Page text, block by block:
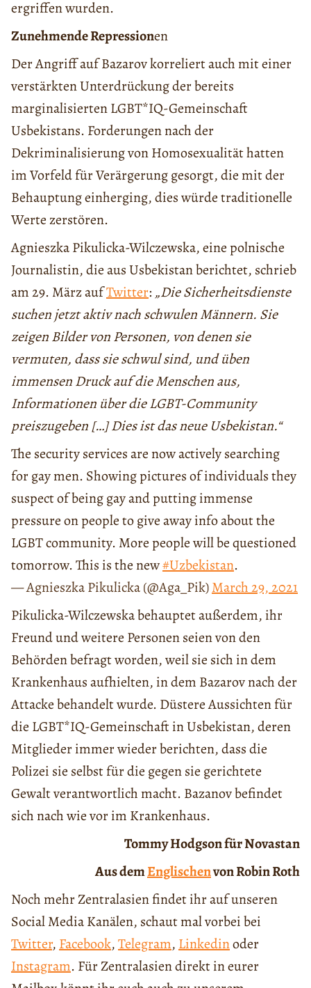
ergriffen wurden.
Zunehmende Repressionen
Der Angriff auf Bazarov korreliert auch mit einer
verstärkten Unterdrückung der bereits
marginalisierten LGBT*IQ-Gemeinschaft
Usbekistans. Forderungen nach der
Dekriminalisierung von Homosexualität hatten
im Vorfeld für Verärgerung gesorgt, die mit der
Behauptung einherging, dies würde traditionelle
Werte zerstören.
Agnieszka Pikulicka-Wilczewska, eine polnische
Journalistin, die aus Usbekistan berichtet, schrieb
am 29. März aufTwitter: „Die Sicherheitsdienste
suchen jetzt aktiv nach schwulen Männern. Sie
zeigen Bilder von Personen, von denen sie
vermuten, dass sie schwul sind, und üben
immensen Druck auf die Menschen aus,
Informationen über die LGBT-Community
preiszugeben […] Dies ist das neue Usbekistan.“
The security services are now actively searching
for gay men. Showing pictures of individuals they
suspect of being gay and putting immense
pressure on people to give away info about the
LGBT community. More people will be questioned
tomorrow. This is the new#Uzbekistan.
— Agnieszka Pikulicka (@Aga_Pik)March 29, 2021
Pikulicka-Wilczewska behauptet außerdem, ihr
Freund und weitere Personen seien von den
Behörden befragt worden, weil sie sich in dem
Krankenhaus aufhielten, in dem Bazarov nach der
Attacke behandelt wurde. Düstere Aussichten für
die LGBT*IQ-Gemeinschaft in Usbekistan, deren
Mitglieder immer wieder berichten, dass die
Polizei sie selbst für die gegen sie gerichtete
Gewalt verantwortlich macht. Bazanov befindet
sich nach wie vor im Krankenhaus.
Tommy Hodgson für Novastan
Aus demEnglischenvon Robin Roth
Noch mehr Zentralasien findet ihr auf unseren
Social Media Kanälen, schaut mal vorbei bei
Twitter, Facebook,Telegram, Linkedinoder
Instagram. Für Zentralasien direkt in eurer